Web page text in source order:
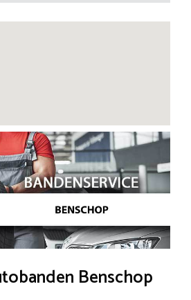
Benschop